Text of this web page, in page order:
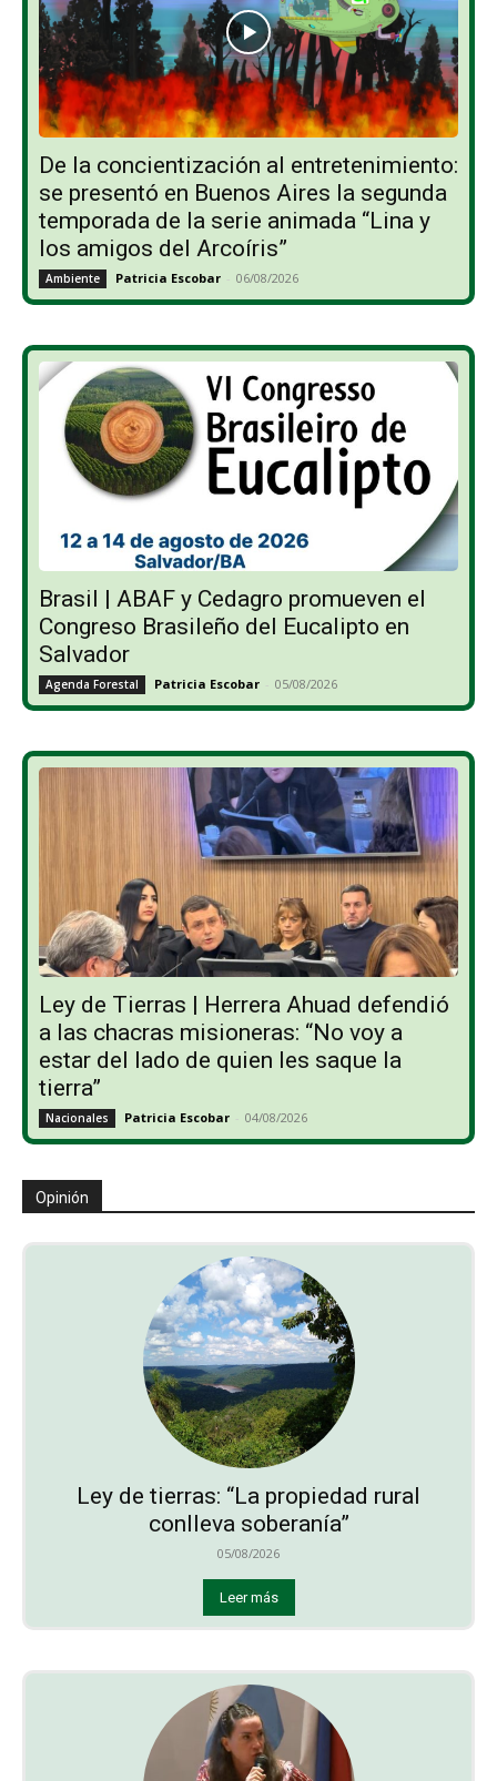
De la concientización al entretenimiento:
se presentó en Buenos Aires la segunda
temporada de la serie animada “Lina y
los amigos del Arcoíris”
Ambiente Patricia Escobar - 06/08/2026
Brasil | ABAF y Cedagro promueven el
Congreso Brasileño del Eucalipto en
Salvador
Agenda Forestal Patricia Escobar - 05/08/2026
Ley de Tierras | Herrera Ahuad defendió
a las chacras misioneras: “No voy a
estar del lado de quien les saque la
tierra”
Nacionales Patricia Escobar - 04/08/2026
Opinión
Ley de tierras: “La propiedad rural
conlleva soberanía”
05/08/2026
Leer más